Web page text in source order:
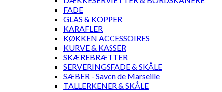
FADE
GLAS & KOPPER
KARAFLER
KØKKEN ACCESSOIRES
KURVE & KASSER
SKÆREBRÆTTER
SERVERINGSFADE & SKÅLE
SÆBER - Savon de Marseille
TALLERKENER & SKÅLE